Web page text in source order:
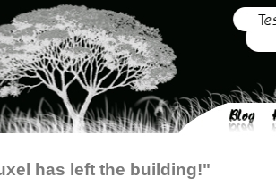
has left the building!"